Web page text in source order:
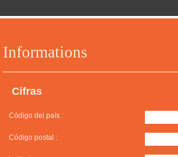
Informations
Cifras
Código del país :
Código postal :